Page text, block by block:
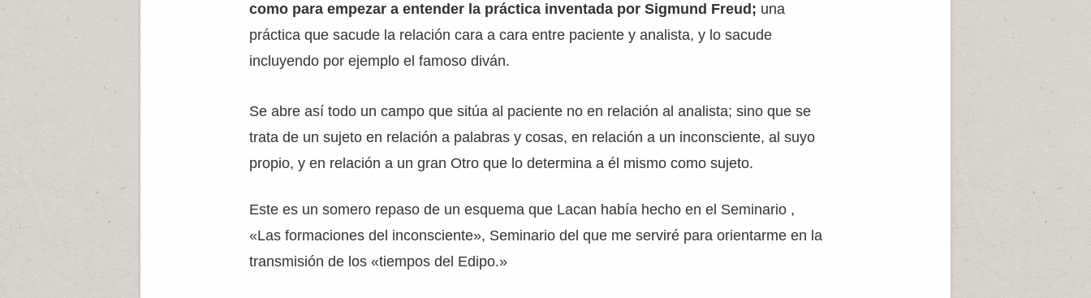
como para empezar a entender la práctica inventada por Sigmund Freud; una
práctica que sacude la relación cara a cara entre paciente y analista, y lo sacude
incluyendo por ejemplo el famoso diván.
Se abre así todo un campo que sitúa al paciente no en relación al analista; sino que se
trata de un sujeto en relación a palabras y cosas, en relación a un inconsciente, al suyo
propio, y en relación a un gran Otro que lo determina a él mismo como sujeto.
Este es un somero repaso de un esquema que Lacan había hecho en el Seminario ,
«Las formaciones del inconsciente», Seminario del que me serviré para orientarme en la
transmisión de los «tiempos del Edipo.»